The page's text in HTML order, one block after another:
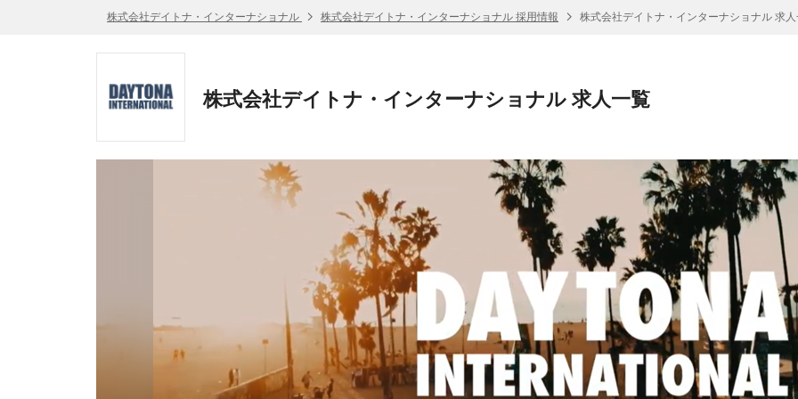
株式会社デイトナ・インターナショナル 株式会社デイトナ・インターナショナル 採用情報 株式会社デイトナ・インターナショナル 求
株式会社デイトナ・インターナショナル 求人一覧